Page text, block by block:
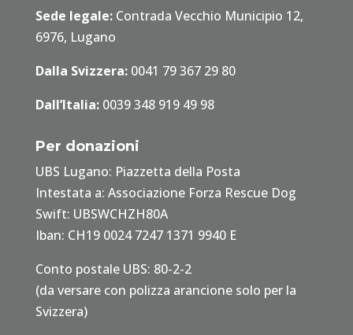
Sede legale:Contrada Vecchio Municipio 12,
6976, Lugano
Dalla Svizzera:0041 79 367 29 80
Dall’Italia:0039 348 919 49 98
Per donazioni
UBS Lugano: Piazzetta della Posta
Intestata a: Associazione Forza Rescue Dog
Swift: UBSWCHZH80A
Iban: CH19 0024 7247 1371 9940 E
Conto postale UBS: 80-2-2
(da versare con polizza arancione solo per la
Svizzera)